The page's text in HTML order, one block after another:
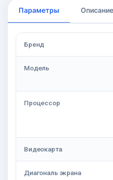
Параметры Описание
Бренд
Модель
Процессор
Видеокарта
Диагональ экрана